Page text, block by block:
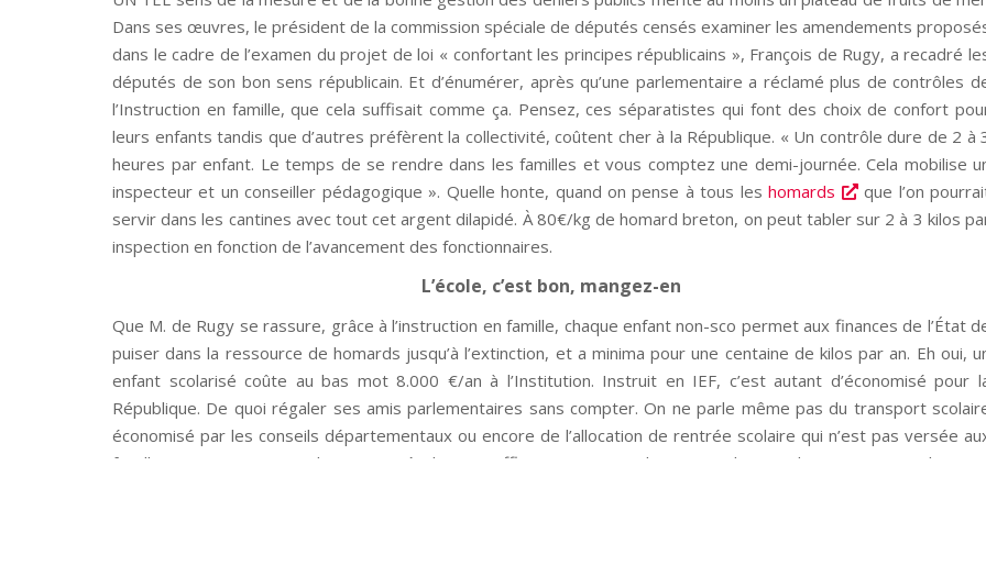
Dans ses œuvres, le président de la commission spéciale de députés censés examiner les amendements
dans le cadre de l’examen du projet de loi « confortant les principes républicains », François de Rugy, a recadré
députés de son bon sens républicain. Et d’énumérer, après qu’une parlementaire a réclamé plus de contrôles
l’Instruction en famille, que cela suffisait comme ça. Pensez, ces séparatistes qui font des choix de confort
leurs enfants tandis que d’autres préfèrent la collectivité, coûtent cher à la République. « Un contrôle dure de 2 à
heures par enfant. Le temps de se rendre dans les familles et vous comptez une demi-journée. Cela mobilise
inspecteur et un conseiller pédagogique ». Quelle honte, quand on pense à tous leshomards
que l’on
servir dans les cantines avec tout cet argent dilapidé. À 80€/kg de homard breton, on peut tabler sur 2 à 3 kilos
inspection en fonction de l’avancement des fonctionnaires.
L’école, c’est bon, mangez-en
Que M. de Rugy se rassure, grâce à l’instruction en famille, chaque enfant non-sco permet aux finances de l’État
puiser dans la ressource de homards jusqu’à l’extinction, et a minima pour une centaine de kilos par an. Eh oui,
enfant scolarisé coûte au bas mot 8.000 €/an à l’Institution. Instruit en IEF, c’est autant d’économisé pour
République. De quoi régaler ses amis parlementaires sans compter. On ne parle même pas du transport
économisé par les conseils départementaux ou encore de l’allocation de rentrée scolaire qui n’est pas versée
familles IEF. Pour peu que la question écologique effleure encore M. de Rugy et il se rendrait compte que l’IEF est